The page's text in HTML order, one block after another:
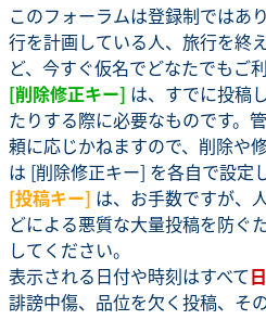
このフォーラムは登録制ではあ
行を計画している人、旅行を終
ど、今すぐ仮名でどなたでもご
[削除修正キー] は、すでに投稿
たりする際に必要なものです。
頼に応じかねますので、削除や
は [削除修正キー] を各自で設定
[投稿キー] は、お手数ですが、
どによる悪質な大量投稿を防ぐ
してください。
表示される日付や時刻はすべて
誹謗中傷、品位を欠く投稿、そ